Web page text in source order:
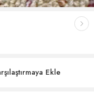
Ekle